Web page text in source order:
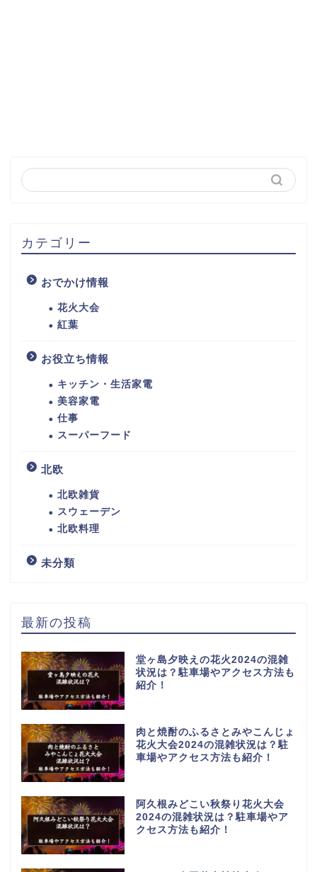
カテゴリー
おでかけ情報
花火大会
紅葉
お役立ち情報
キッチン・生活家電
美容家電
仕事
スーパーフード
北欧
北欧雑貨
スウェーデン
北欧料理
未分類
最新の投稿
堂ヶ島夕映えの花火2024の混雑
状況は？駐車場やアクセス方法も
紹介！
肉と焼酎のふるさとみやこんじょ
花火大会2024の混雑状況は？駐
車場やアクセス方法も紹介！
阿久根みどこい秋祭り花火大会
2024の混雑状況は？駐車場やア
クセス方法も紹介！